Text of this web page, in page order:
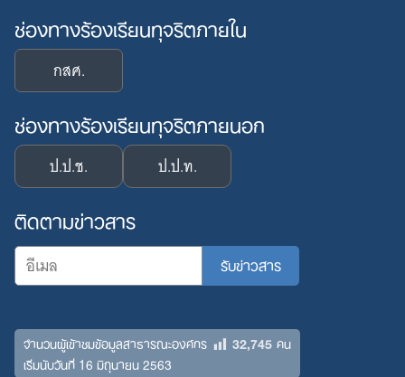
ช่องทางร้องเรียนทุจริตภายใน
กสศ.
ช่องทางร้องเรียนทุจริตภายนอก
ป.ป.ช. ป.ป.ท.
ติดตามข่าวสาร
จำนวนผู้เข้าชมข้อมูลสาธารณะองค์กร 32,745คน
เริ่มนับวันที่ 16 มิถุนายน 2563